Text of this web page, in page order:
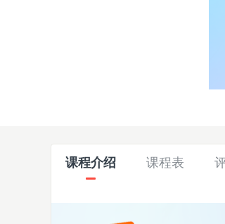
课程介绍 课程表